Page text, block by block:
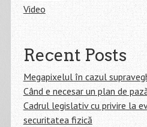
Video
Recent Posts
Megapixelul în cazul
Când e necesar un plan de
Cadrul legislativ cu privire la
securitatea fizică